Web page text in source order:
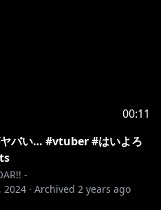
00:11
バい… #vtuber #はいよろ
-
2024 · Archived 2 years ago